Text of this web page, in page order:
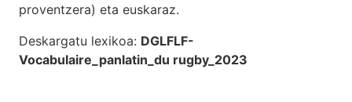
proventzera) eta euskaraz.
Deskargatu lexikoa: DGLFLF-
Vocabulaire_panlatin_du rugby_2023